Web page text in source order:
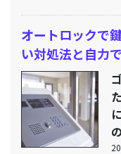
オートロックで
い対処法と自力